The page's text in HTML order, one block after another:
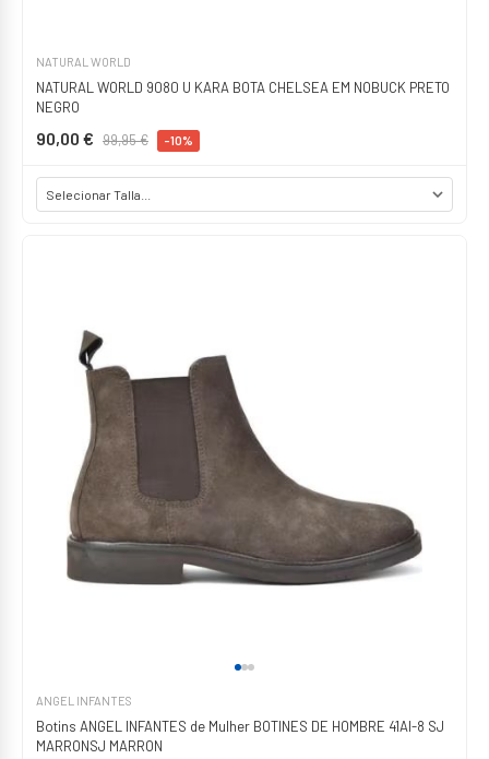
NATURAL WORLD
NATURAL WORLD 9080 U KARA BOTA CHELSEA EM NOBUCK PRETO
NEGRO
90,00 € 99,95 € -10%
ANGEL INFANTES
Botins ANGEL INFANTES de Mulher BOTINES DE HOMBRE 41AI-8 SJ
MARRONSJ MARRON